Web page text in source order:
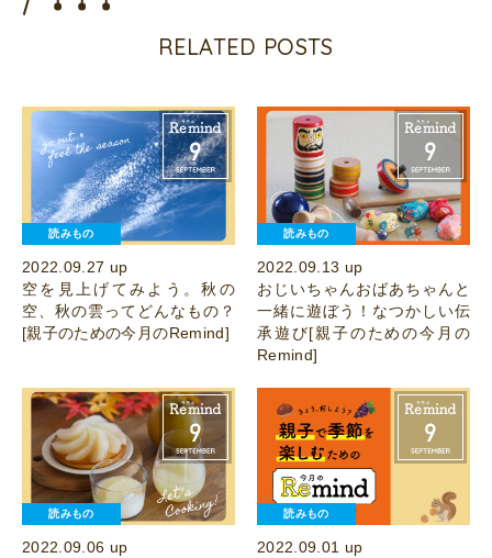
RELATED POSTS
読みもの
2022.09.27 up
空を見上げてみよう。秋の
空、秋の雲ってどんなもの？
[親子のための今月のRemind]
読みもの
2022.09.13 up
おじいちゃんおばあちゃんと
一緒に遊ぼう！なつかしい伝
承遊び[親子のための今月の
Remind]
読みもの
2022.09.06 up
読みもの
2022.09.01 up